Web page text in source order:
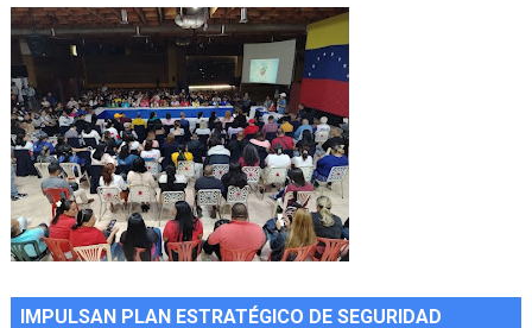
IMPULSAN PLAN ESTRATÉGICO DE SEGURIDAD